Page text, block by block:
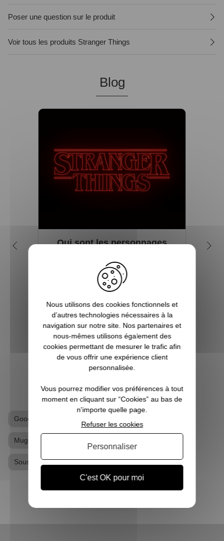
Poser une question sur le produit
Voir tous les produits Stranger Things
Blog
Qui sont les personnages
Stranger Things ?
Dans une atmosphère difficile à classer,
de celles dont on se souvient longtemps
chez Pause Canap. On a donc envie de la
faire revivre dans notre vie quotidie...
Goodies Stranger Things
Mug Stranger Things
Sous-verres Stranger Things
Nous utilisons des cookies fonctionnels et
d’autres technologies nécessaires à la
navigation sur notre site. Nos partenaires et
nous-mêmes utilisons également des
cookies permettant de mesurer le trafic afin
de vous offrir une expérience client
personnalisée.
Vous pourrez modifier vos préférences à tout
moment en cliquant sur “Cookies” au bas de
n'importe quelle page.
C'est OK pour moi
Refuser les cookies
Personnaliser